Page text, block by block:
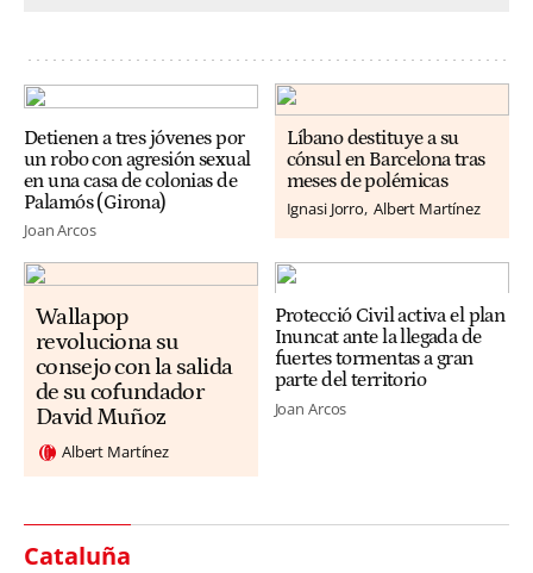
Detienen a tres jóvenes por
un robo con agresión sexual
en una casa de colonias de
Palamós (Girona)
Joan Arcos
Líbano destituye a su
cónsul en Barcelona tras
meses de polémicas
Ignasi Jorro Albert Martínez
Wallapop
revoluciona su
consejo con la salida
de su cofundador
David Muñoz
Albert Martínez
Protecció Civil activa el plan
Inuncat ante la llegada de
fuertes tormentas a gran
parte del territorio
Joan Arcos
Cataluña